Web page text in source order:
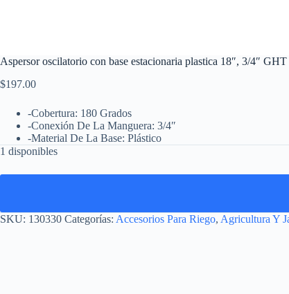
Aspersor oscilatorio con base estacionaria plastica 18″, 3/4″
$197.00
-Cobertura: 180 Grados
-Conexión De La Manguera: 3/4″
-Material De La Base: Plástico
1 disponibles
SKU: 130330 Categorías: Accesorios Para Riego, Agricultura Y